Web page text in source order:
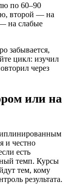
по 60–90
второй — на
на слабые
забывается,
цикл: изучил
через
или на
и честно
есть
темп. Курсы
тем, кому
результата.